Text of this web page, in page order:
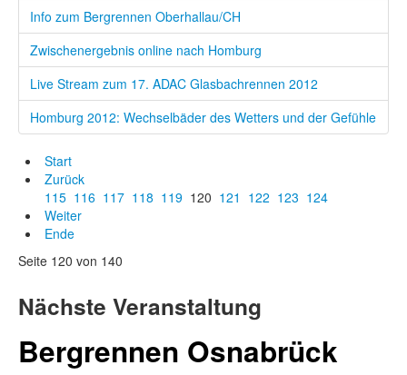
Info zum Bergrennen Oberhallau/CH
Zwischenergebnis online nach Homburg
Live Stream zum 17. ADAC Glasbachrennen 2012
Homburg 2012: Wechselbäder des Wetters und der Gefühle
Start
Zurück
115 116 117 118 119 120 121 122 123 124
Weiter
Ende
Seite 120 von 140
Nächste Veranstaltung
Bergrennen Osnabrück